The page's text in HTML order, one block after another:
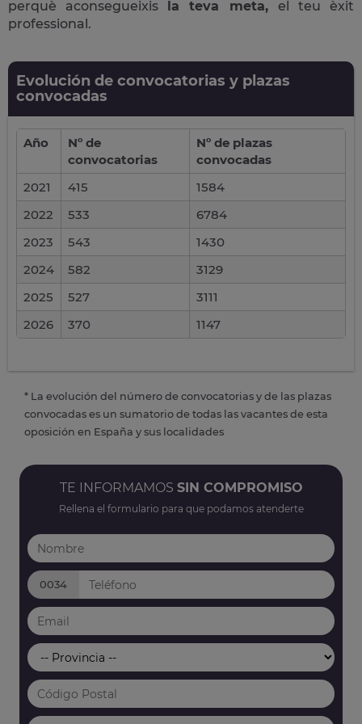
perquè aconsegueixis la teva meta, el teu èxit
professional.
Evolución de convocatorias y plazas
convocadas
Año
Nº de
convocatorias
Nº de plazas
convocadas
2021
415
1584
2022
533
6784
2023
543
1430
2024
582
3129
2025
527
3111
2026
370 1147
* La evolución del número de convocatorias y de las plazas
convocadas es un sumatorio de todas las vacantes de esta
oposición en España y sus localidades
TE INFORMAMOS SIN COMPROMISO
Rellena el formulario para que podamos atenderte
0034